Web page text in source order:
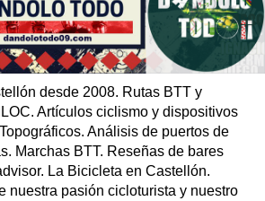
desde 2008. Rutas BTT y
Artículos ciclismo y dispositivos
Análisis de puertos de
Marchas BTT. Reseñas de bares
La Bicicleta en Castellón.
nuestra pasión cicloturista y nuestro